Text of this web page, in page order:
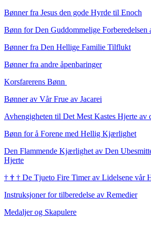
Bønner fra Jesus den gode Hyrde til Enoch
Bønn for Den Guddommelige Forberedelsen
Bønner fra Den Hellige Familie Tilflukt
Bønner fra andre åpenbaringer
Korsfarerens Bønn
Bønner av Vår Frue av Jacarei
Avhengigheten til Det Mest Kastes Hjerte av
Bønn for å Forene med Hellig Kjærlighet
Den Flammende Kjærlighet av Den
Hjerte
† † † De Tjueto Fire Timer av Lidelsene vår
Instruksjoner for tilberedelse av Remedier
Medaljer og Skapulere